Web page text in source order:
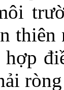
thiên